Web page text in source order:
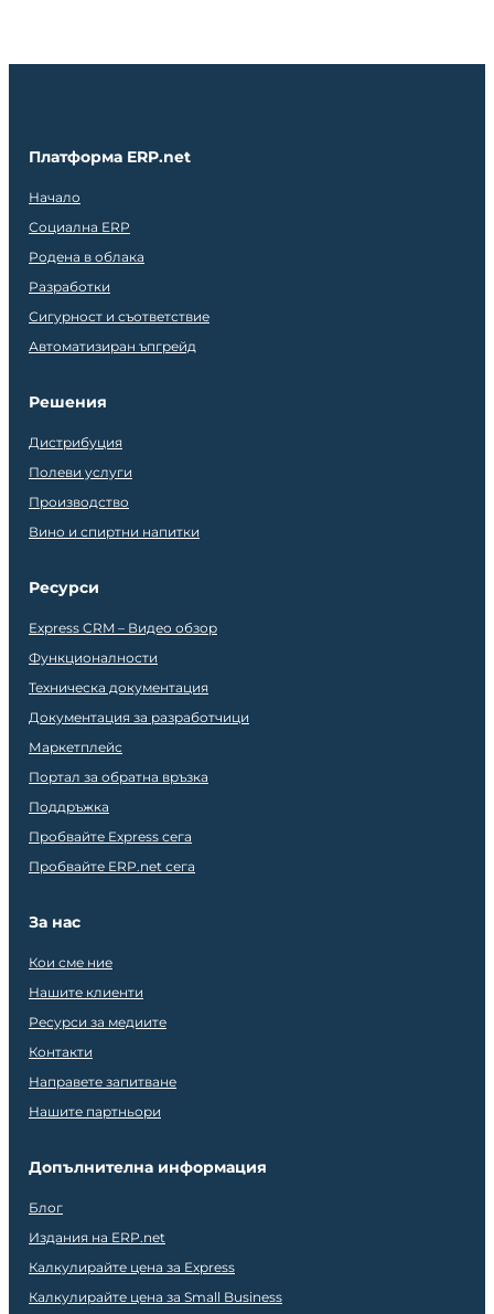
Платформа ERP.net
Начало
Социална ERP
Родена в облака
Разработки
Сигурност и съответствие
Автоматизиран ъпгрейд
Решения
Дистрибуция
Полеви услуги
Производство
Вино и спиртни напитки
Ресурси
Express CRM – Видео обзор
Функционалности
Техническа документация
Документация за разработчици
Маркетплейс
Портал за обратна връзка
Поддръжка
Пробвайте Express сега
Пробвайте ERP.net сега
За нас
Кои сме ние
Нашите клиенти
Ресурси за медиите
Контакти
Направете запитване
Нашите партньори
Допълнителна информация
Блог
Издания на ERP.net
Калкулирайте цена за Express
Калкулирайте цена за Small Business